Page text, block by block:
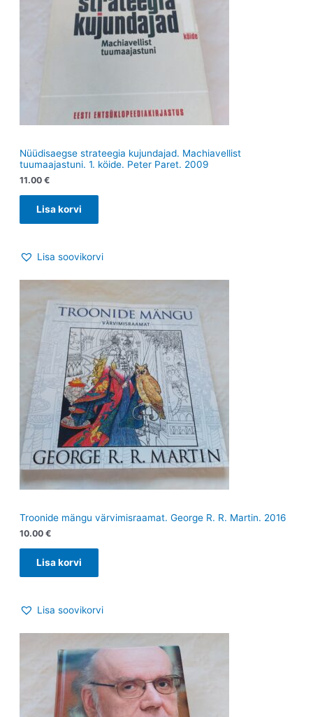
Nüüdisaegse strateegia kujundajad. Machiavellist
tuumaajastuni. 1. köide. Peter Paret. 2009
11.00 €
Lisa korvi
Lisa soovikorvi
Troonide mängu värvimisraamat. George R. R. Martin. 2016
10.00 €
Lisa korvi
Lisa soovikorvi